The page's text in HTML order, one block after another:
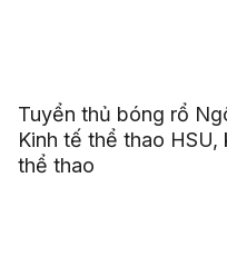
Tuyển thủ bóng rổ
Kinh tế thể thao
thể thao